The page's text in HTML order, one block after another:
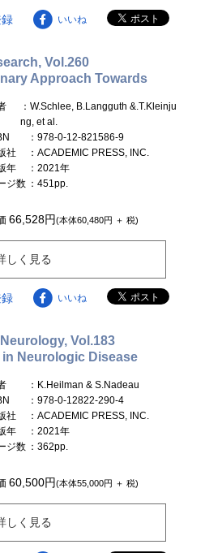
いいね
Vol.260
Approach Towards
：W.Schlee, B.Langguth &.T.Kleinju
ng, et al.
：978-0-12-821586-9
社
：ACADEMIC PRESS, INC.
年
：2021年
ジ数 ：451pp.
66,528円(本体60,480円 ＋ 税)
しく見る
いいね
Vol.183
Neurologic Disease
：K.Heilman & S.Nadeau
：978-0-12822-290-4
社
：ACADEMIC PRESS, INC.
年
：2021年
ジ数 ：362pp.
60,500円(本体55,000円 ＋ 税)
しく見る